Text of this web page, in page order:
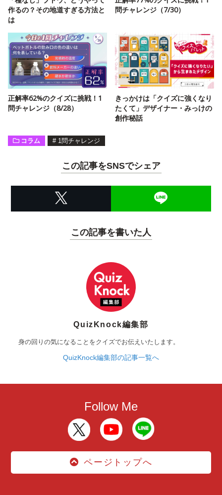
作るの？その地道すぎる方法と
は
問チャレンジ（7/30）
正解率62%のクイズに挑戦！1
問チャレンジ（8/28）
きっかけは「クイズに強くなり
たくて」デザイナー・みっけの
創作秘話
コラム # 1問チャレンジ
この記事をSNSでシェア
この記事を書いた人
QuizKnock編集部
身の回りの気になることをクイズでお伝えいたします。
QuizKnock編集部の記事一覧へ
Follow Me
ページトップへ